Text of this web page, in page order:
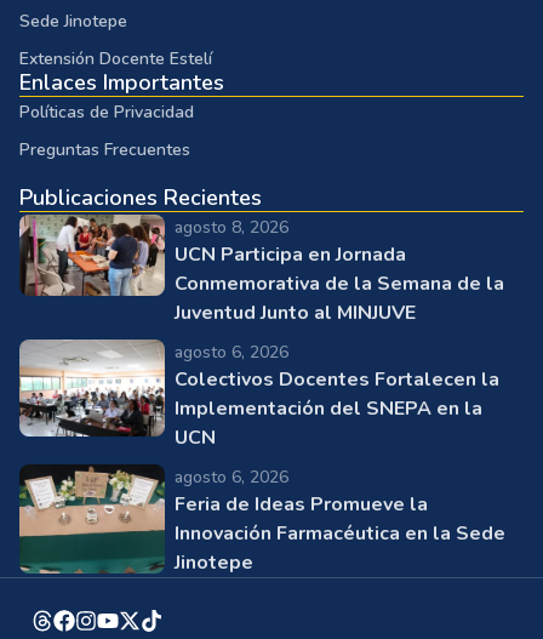
Sede Jinotepe
Extensión Docente Estelí
Enlaces Importantes
Políticas de Privacidad
Preguntas Frecuentes
Publicaciones Recientes
agosto 8, 2026
UCN Participa en Jornada
Conmemorativa de la Semana de la
Juventud Junto al MINJUVE
agosto 6, 2026
Colectivos Docentes Fortalecen la
Implementación del SNEPA en la
UCN
agosto 6, 2026
Feria de Ideas Promueve la
Innovación Farmacéutica en la Sede
Jinotepe